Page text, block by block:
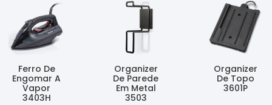
Ferro De
Engomar A
Vapor
3403H
Organizer
De Parede
Em Metal
3503
Organizer
De Topo
3601P